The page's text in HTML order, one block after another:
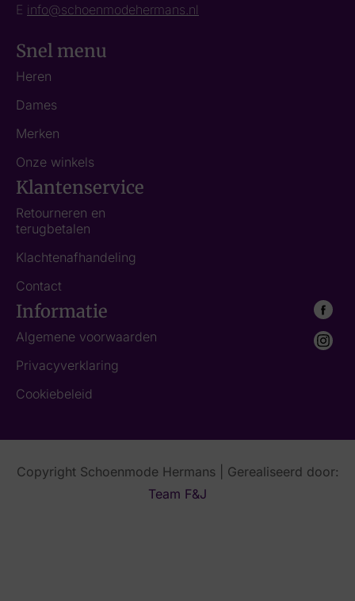
E info@schoenmodehermans.nl
Snel menu
Heren
Dames
Merken
Onze winkels
Klantenservice
Retourneren en
terugbetalen
Klachtenafhandeling
Contact
Informatie
Algemene voorwaarden
Privacyverklaring
Cookiebeleid
Copyright Schoenmode Hermans | Gerealiseerd door:
Team F&J